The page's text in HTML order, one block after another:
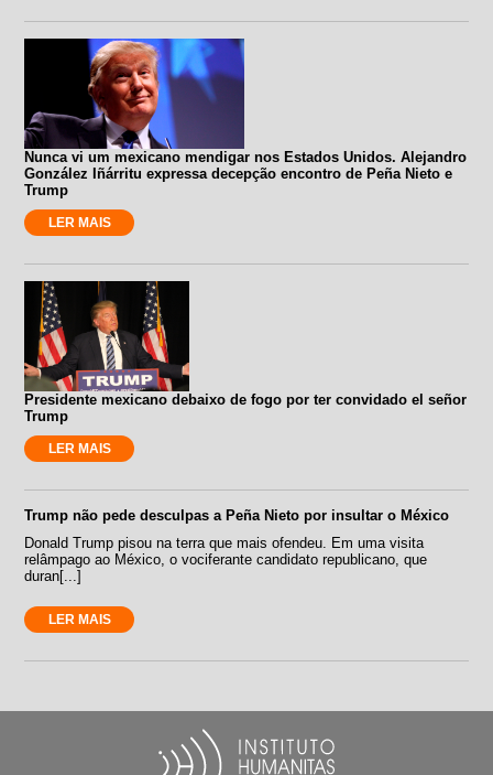
Nunca vi um mexicano mendigar nos Estados Unidos. Alejandro
González Iñárritu expressa decepção encontro de Peña Nieto e
Trump
LER MAIS
Presidente mexicano debaixo de fogo por ter convidado el señor
Trump
LER MAIS
Trump não pede desculpas a Peña Nieto por insultar o México
Donald Trump pisou na terra que mais ofendeu. Em uma visita
relâmpago ao México, o vociferante candidato republicano, que
duran[...]
LER MAIS